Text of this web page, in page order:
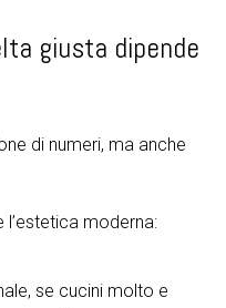
giusta dipende
di numeri, ma anche
l’estetica moderna:
se cucini molto e